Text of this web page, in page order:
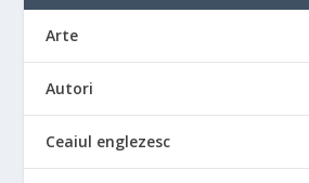
Arte
Autori
Ceaiul englezesc